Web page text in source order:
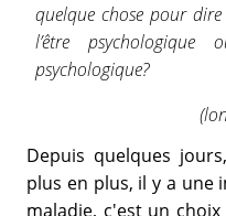
quelque chose pour
l’être
psychologique?
Depuis quelques
plus en plus, il y a une
maladie, c'est un choix